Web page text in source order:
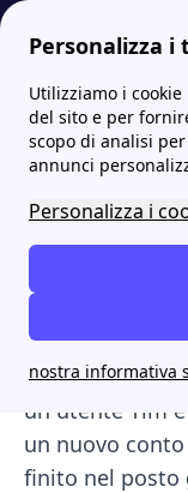
Personalizza i
Utilizziamo i
del sito e per
scopo di analisi
annunci
Personalizza i
nostra informativa
Internet Casa
Tim Pay,
Tim
In questo
il nuovo
italiano delle
un utente Tim
un nuovo
finito nel posto